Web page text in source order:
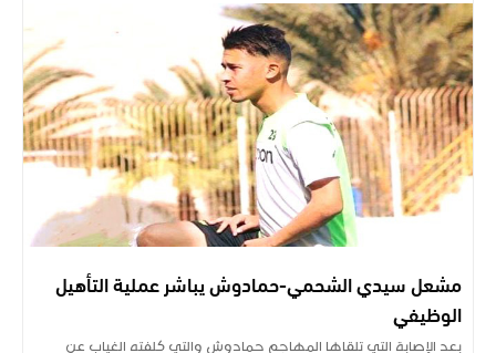
مشعل سيدي الشحمي-حمادوش يباشر عملية التأهيل
الوظيفي
بعد الإصابة التي تلقاها المهاجم حمادوش والتي كلفته الغياب عن